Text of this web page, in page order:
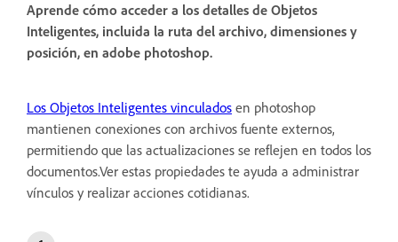
Aprende cómo acceder a los detalles de Objetos
Inteligentes, incluida la ruta del archivo, dimensiones y
posición, en adobe photoshop.
Los Objetos Inteligentes vinculados en photoshop
mantienen conexiones con archivos fuente externos,
permitiendo que las actualizaciones se reflejen en todos los
documentos.Ver estas propiedades te ayuda a administrar
vínculos y realizar acciones cotidianas.